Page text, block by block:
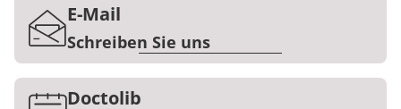
Long Covid
Onkologie
Blog
Karriere
E-Mail
Schreiben Sie uns
Doctolib